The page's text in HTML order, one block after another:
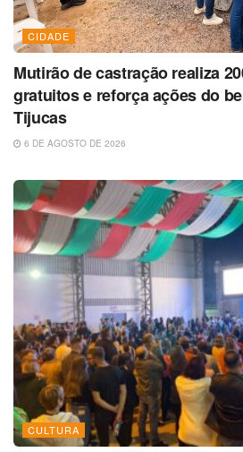
CIDADE
Mutirão de castração realiza
gratuitos e reforça ações do
Tijucas
6 DE AGOSTO DE 2026
CULTURA